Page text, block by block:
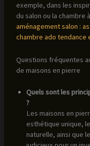
exemple, dans les
du salon ou la chambre
aménagement salon :
chambre ado tendance
Questions fréquentes
de maisons en pierre
Quels sont les
?
Les maisons en
esthétique unique,
naturelle, ainsi que